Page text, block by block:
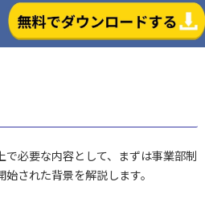
必要な内容として、まずは事業部制
された背景を解説します。